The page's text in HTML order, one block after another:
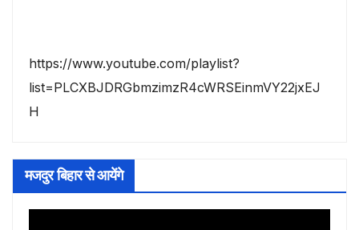
https://www.youtube.com/playlist?
list=PLCXBJDRGbmzimzR4cWRSEinmVY22jxEJ
H
मजदुर बिहार से आयेंगे